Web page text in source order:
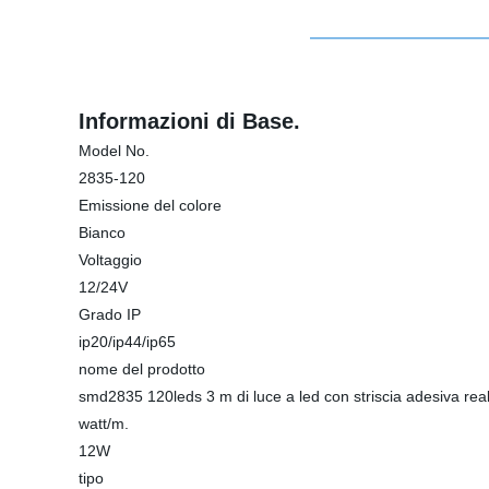
Informazioni di Base.
Model No.
2835-120
Emissione del colore
Bianco
Voltaggio
12/24V
Grado IP
ip20/ip44/ip65
nome del prodotto
smd2835 120leds 3 m di luce a led con striscia adesiva
watt/m.
12W
tipo